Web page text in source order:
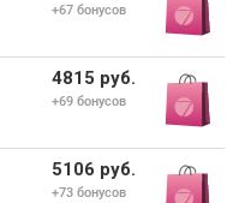
+67 бонусов
4815 руб.
+69 бонусов
5106 руб.
+73 бонусов